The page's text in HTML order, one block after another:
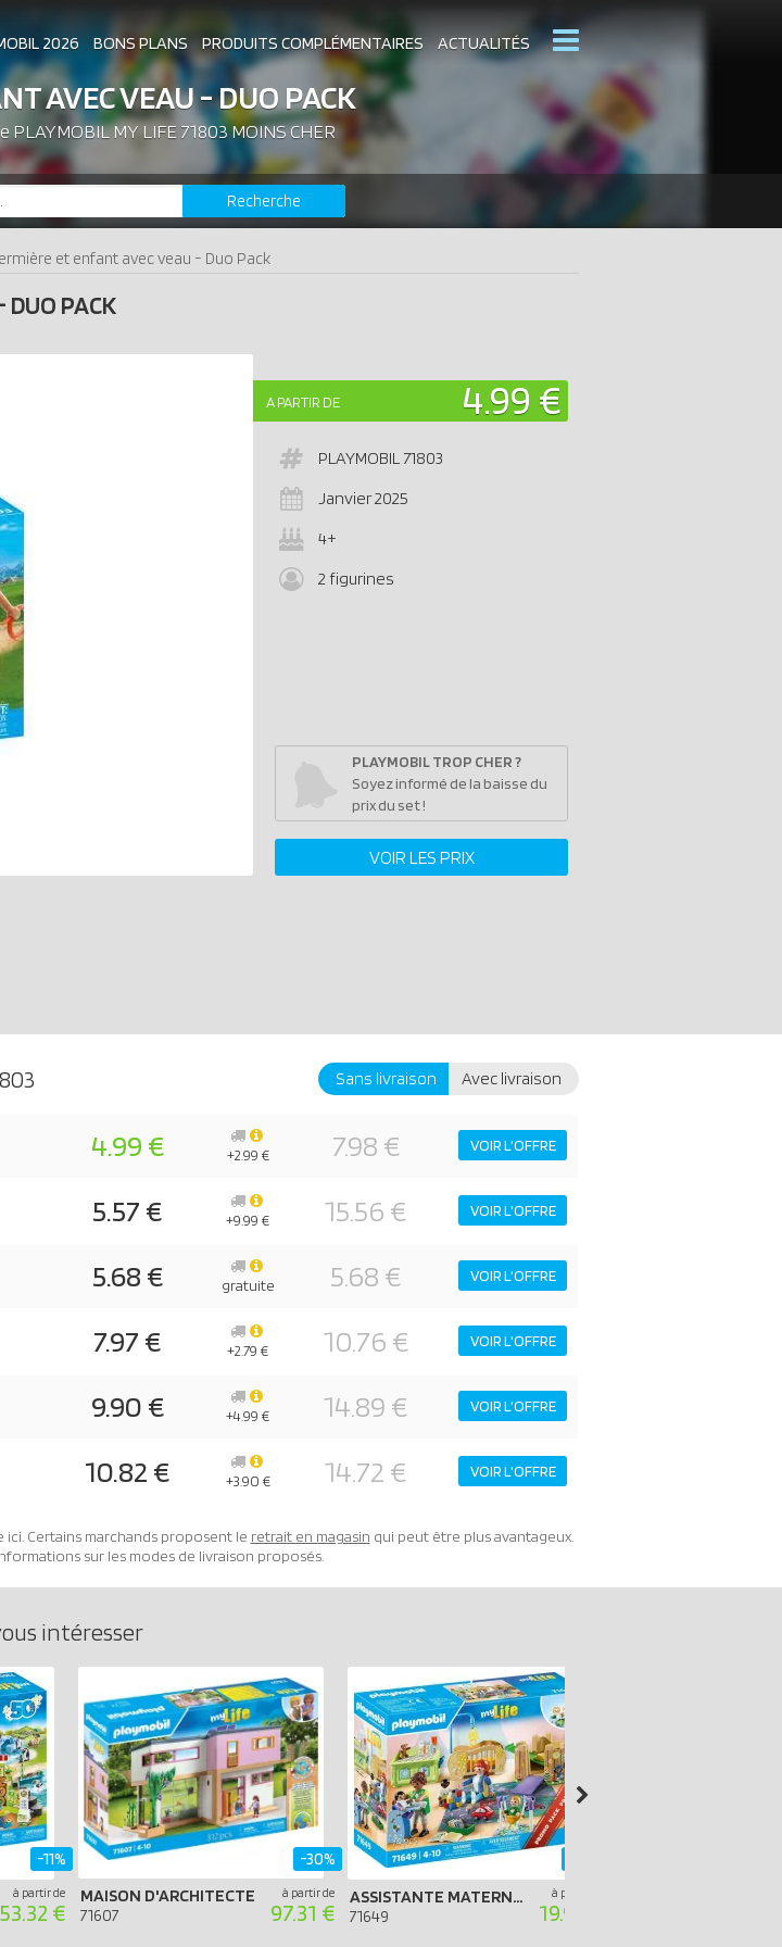
2026 BONS PLANS PRODUITS COMPLÉMENTAIRES ACTUALITÉS
DE FANS EXPOSITIONS PLAYMOBIL CATALOGUES PLAYMOBIL
LES PLAYMOBIL LES PLUS CHERS DERNIERS PLAYMOBIL AJOUTÉS
AVEC VEAU - DUO PACK
PLAYMOBIL MY LIFE 71803 MOINS CHER
Recherche
et enfant avec veau - Duo Pack
DUO PACK
A PARTIR DE 4.99 €
PLAYMOBIL71803
Janvier 2025
4+
2 figurines
PLAYMOBIL TROP CHER ?
Soyez informé de la baisse du
prix du set !
VOIR LES PRIX
Sans livraison Avec livraison
4.99 € 7.98 € VOIR L'OFFRE
+2.99 €
5.57 € 15.56 € VOIR L'OFFRE
+9.99 €
5.68 € 5.68 € VOIR L'OFFRE
gratuite
7.97 € 10.76 € VOIR L'OFFRE
+2.79 €
9.90 € 14.89 € VOIR L'OFFRE
+4.99 €
10.82 € 14.72 € VOIR L'OFFRE
+3.90 €
Certains marchands proposent le retrait en magasin qui peut être plus avantageux.
sur les modes de livraison proposés.
intéresser
à partir de
53.32 €
-11%
MAISON D'ARCHITECTE
71607
à partir de
97.31 €
-30%
ASSISTANTE MATERNELLE ET BÉBÉS - PROMO PACK
71649
à partir de
19.99 €